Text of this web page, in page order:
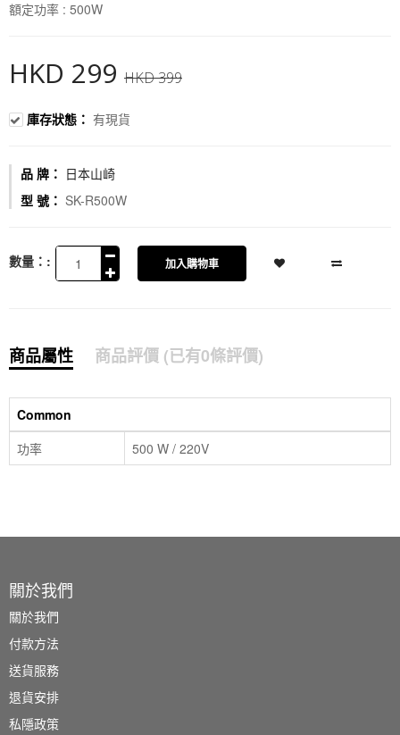
額定功率 : 500W
HKD 299 HKD 399
庫存狀態： 有現貨
品 牌： 日本山崎
型 號： SK-R500W
數量：: 加入購物車
商品屬性 商品評價 (已有0條評價)
Common
功率
500 W / 220V
關於我們
關於我們
付款方法
送貨服務
退貨安排
私隱政策